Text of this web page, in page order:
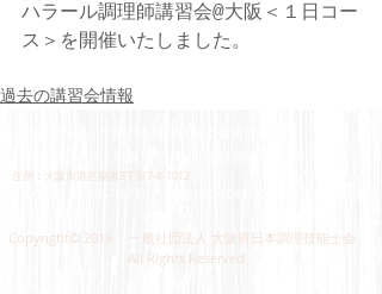
ハラール調理師講習会@大阪＜１日コー
ス＞を開催いたしました。
過去の講習会情報
住所：大阪市港区築港3丁目7-4-1012
Copyright© 2018 一般社団法人 大阪府日本調理技能士会
All Rights Reserved.